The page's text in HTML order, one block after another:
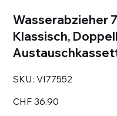
Wasserabzieher
Klassisch,
SKU: SKU
VI77552
VI77552
CHF 36.90